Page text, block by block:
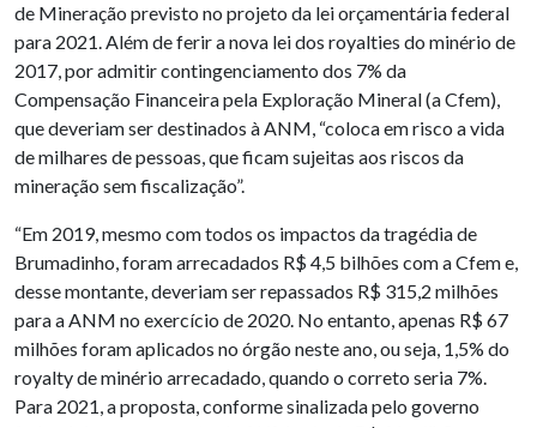
de Mineração previsto no projeto da lei orçamentária federal
para 2021. Além de ferir a nova lei dos royalties do minério de
2017, por admitir contingenciamento dos 7% da
Compensação Financeira pela Exploração Mineral (a Cfem),
que deveriam ser destinados à ANM, “coloca em risco a vida
de milhares de pessoas, que ficam sujeitas aos riscos da
mineração sem fiscalização”.
“Em 2019, mesmo com todos os impactos da tragédia de
Brumadinho, foram arrecadados R$ 4,5 bilhões com a Cfem e,
desse montante, deveriam ser repassados R$ 315,2 milhões
para a ANM no exercício de 2020. No entanto, apenas R$ 67
milhões foram aplicados no órgão neste ano, ou seja, 1,5% do
royalty de minério arrecadado, quando o correto seria 7%.
Para 2021, a proposta, conforme sinalizada pelo governo